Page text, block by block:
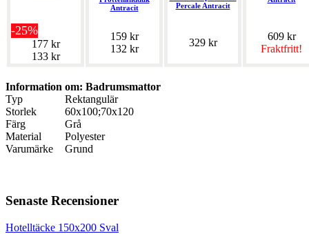
-25%
177 kr
133 kr
Antracit
159 kr
132 kr
Percale Antracit
329 kr
609 kr
Fraktfritt!
Information om: Badrumsmattor
Typ
Rektangulär
Storlek
60x100;70x120
Färg
Grå
Material
Polyester
Varumärke
Grund
Senaste Recensioner
Hotelltäcke 150x200 Sval